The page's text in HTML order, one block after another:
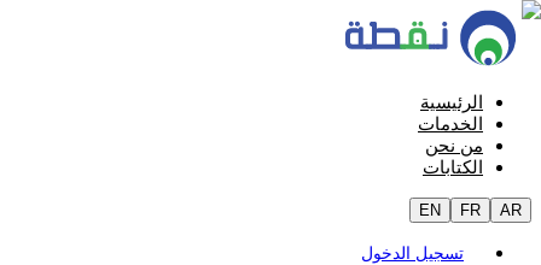
الرئيسية
الخدمات
من نحن
الكتابات
EN FR AR
تسجيل الدخول